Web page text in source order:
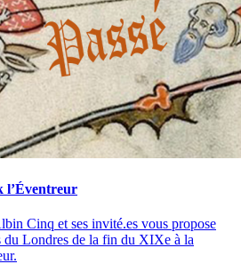
l’Éventreur
Cinq et ses invité.es vous propose
du Londres de la fin du XIXe à la